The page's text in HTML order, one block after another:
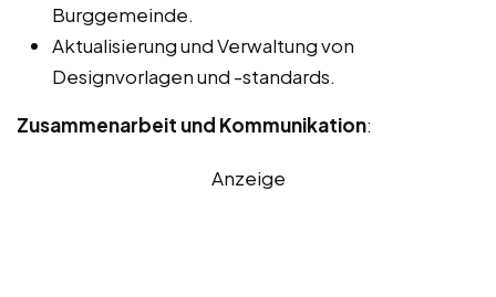
Burggemeinde.
Aktualisierung und Verwaltung von
Designvorlagen und -standards.
Zusammenarbeit und Kommunikation:
Anzeige